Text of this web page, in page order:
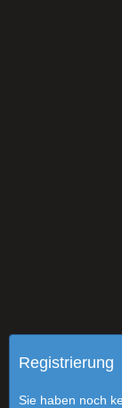
Registrierung
Sie haben noch